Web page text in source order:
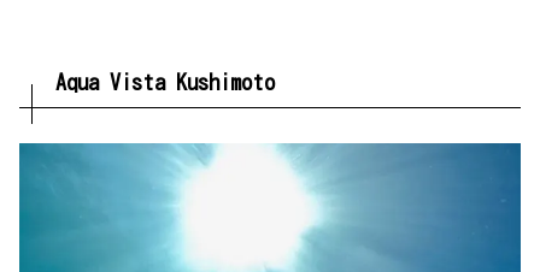
Aqua Vista Kushimoto